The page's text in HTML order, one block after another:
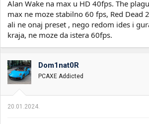
Alan Wake na max u HD 40fps. The
max ne moze stabilno 60 fps, Red Dead
ali ne onaj preset , nego redom ides i
kraja, ne moze da istera 60fps.
Dom1nat0R
PCAXE Addicted
20.01.2024.